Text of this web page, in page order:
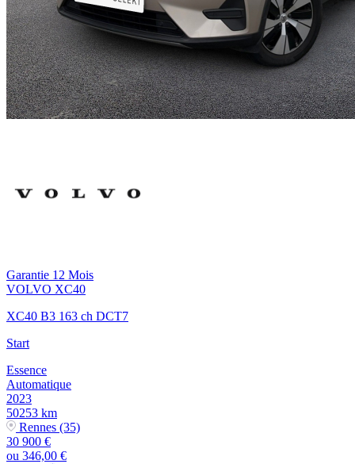
Garantie 12 Mois
VOLVO XC40
XC40 B3 163 ch DCT7
Start
Essence
Automatique
2023
50253 km
Rennes (35)
30 900 €
ou 346,00 €